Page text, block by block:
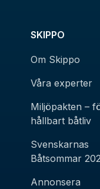
SKIPPO
Om Skippo
Våra experter
Miljöpakten –
hållbart båtliv
Svenskarnas
Båtsommar
Annonsera